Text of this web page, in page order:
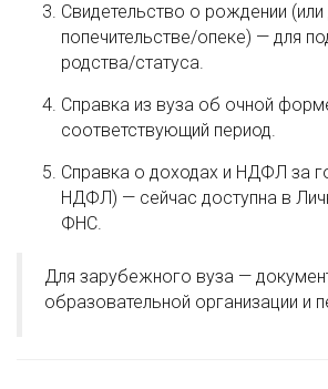
Свидетельство о рождении
попечительстве/опеке) — для
родства/статуса.
Справка из вуза об очной
соответствующий период.
Справка о доходах и НДФЛ за
НДФЛ) — сейчас доступна в
ФНС.
Для зарубежного вуза —
образовательной организации и